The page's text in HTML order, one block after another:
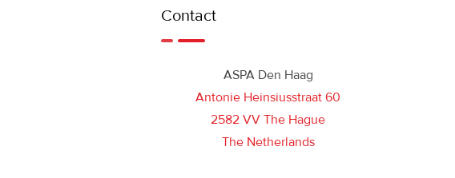
Contact
ASPA Den Haag
Antonie Heinsiusstraat 60
2582 VV The Hague
The Netherlands